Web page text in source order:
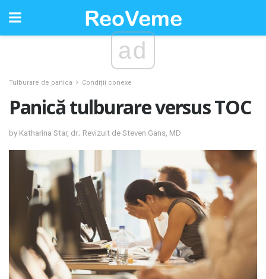
ad
Tulburare de panica Condiții conexe
Panică tulburare versus TOC
by Katharina Star, dr.; Revizuit de Steven Gans, MD